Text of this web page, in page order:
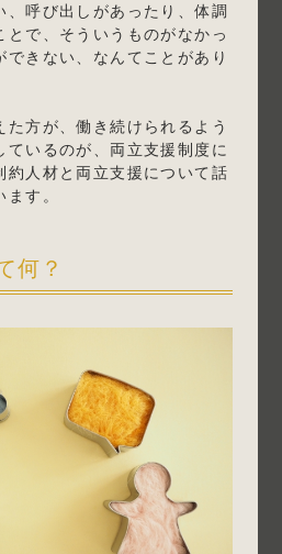
、呼び出しがあったり、体調
とで、そういうものがなかっ
できない、なんてことがあり
た方が、働き続けられるよう
ているのが、両立支援制度に
約人材と両立支援について話
す。
何？